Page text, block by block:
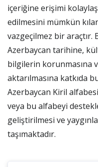
içeriğine erişimi
edilmesini mümkün
vazgeçilmez bir araçtır.
Azerbaycan tarihine,
bilgilerin korunmasına
aktarılmasına katkıda
Azerbaycan Kiril
veya bu alfabeyi
geliştirilmesi ve
taşımaktadır.